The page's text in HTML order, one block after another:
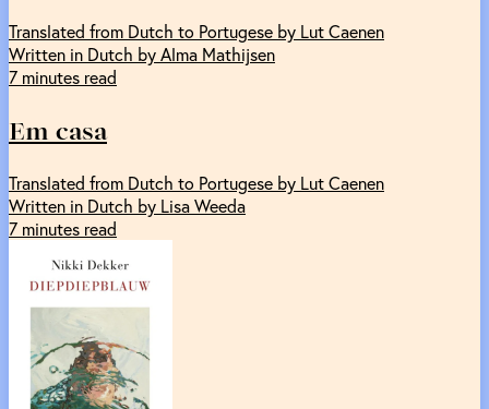
Translated from Dutch to Portugese by Lut Caenen
Written in Dutch by Alma Mathijsen
7 minutes read
Em casa
Translated from Dutch to Portugese by Lut Caenen
Written in Dutch by Lisa Weeda
7 minutes read